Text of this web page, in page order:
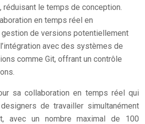
réduisant le temps de conception.
en temps réel en
de versions potentiellement
avec des systèmes de
comme Git, offrant un contrôle
sa collaboration en temps réel qui
de travailler simultanément
avec un nombre maximal de 100